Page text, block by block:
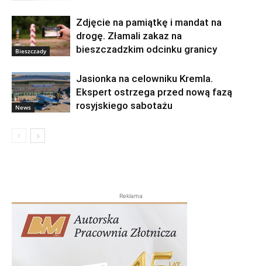
Bieszczady
Zdjęcie na pamiątkę i mandat na
drogę. Złamali zakaz na
bieszczadzkim odcinku granicy
News
Jasionka na celowniku Kremla.
Ekspert ostrzega przed nową fazą
rosyjskiego sabotażu
Reklama